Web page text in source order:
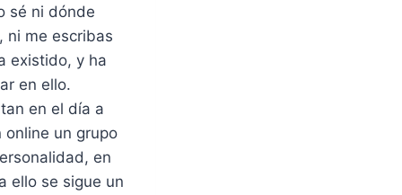
sé ni dónde
ni me escribas
existido, y ha
en ello.
en el día a
online un grupo
en
ello se sigue un